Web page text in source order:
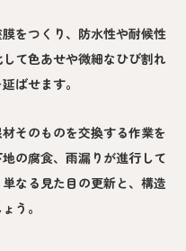
をつくり、防水性や耐候性
て色あせや微細なひび割れ
ばせます。
そのものを交換する作業を
の腐食、雨漏りが進行して
なる見た目の更新と、構造
う。